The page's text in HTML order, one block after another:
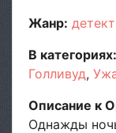
Жанр:
В категориях:
Голливуд
Описание к
Однажды